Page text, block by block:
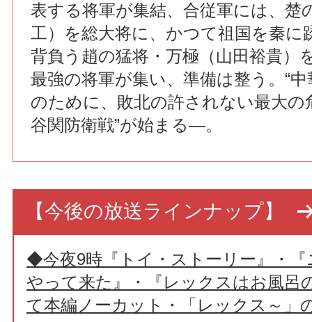
表する将軍が集結、合従軍には、楚
工）を総大将に、かつて祖国を秦に
背負う趙の猛将・万極（山田裕貴）
最強の将軍が集い、準備は整う。“
のために、敗北の許されない最大の
谷関防衛戦”が始まる―。
【今後の放送ラインナップ】
◆今夜9時『トイ・ストーリー』・
やって来た』・『レックスはお風呂
て本編ノーカット・「レックス～」